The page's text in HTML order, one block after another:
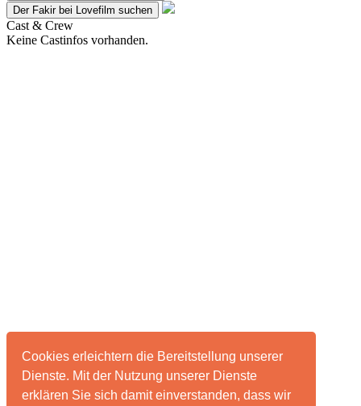
Cookies erleichtern die Bereitstellung unserer
Dienste. Mit der Nutzung unserer Dienste
erklären Sie sich damit einverstanden, dass wir
Der Fakir bei Lovefilm suchen
Cast & Crew
Keine Castinfos vorhanden.